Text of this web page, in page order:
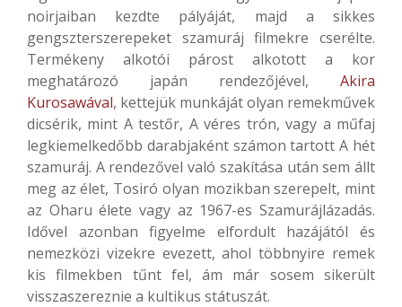
noirjaiban kezdte pályáját, majd a sikkes
gengszterszerepeket szamuráj filmekre cserélte.
Termékeny alkotói párost alkotott a kor
meghatározó japán rendezőjével, Akira
Kurosawával, kettejük munkáját olyan remekművek
dicsérik, mint A testőr, A véres trón, vagy a műfaj
legkiemelkedőbb darabjaként számon tartott A hét
szamuráj. A rendezővel való szakítása után sem állt
meg az élet, Tosiró olyan mozikban szerepelt, mint
az Oharu élete vagy az 1967-es Szamurájlázadás.
Idővel azonban figyelme elfordult hazájától és
nemezközi vizekre evezett, ahol többnyire remek
kis filmekben tűnt fel, ám már sosem sikerült
visszaszereznie a kultikus státuszát.